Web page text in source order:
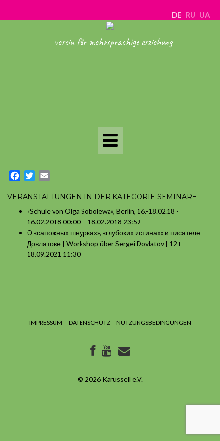
DE RU UA
verein für mehrsprachige erziehung
Toggle
Navigation
Facebook
Twitter
VERANSTALTUNGEN IN DER KATEGORIE SEMINARE
«Schule von Olga Sobolewa», Berlin, 16.-18.02.18 -
16.02.2018 00:00 – 18.02.2018 23:59
О «сапожных шнурках», «глубоких истинах» и писателе
Довлатове | Workshop über Sergei Dovlatov | 12+ -
18.09.2021 11:30
IMPRESSUM DATENSCHUTZ NUTZUNGSBEDINGUNGEN
© 2026 Karussell e.V.